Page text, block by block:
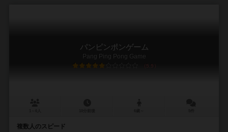
パンピンポンゲーム
Pang Ping Pong Game
5.9
複数人のスピード